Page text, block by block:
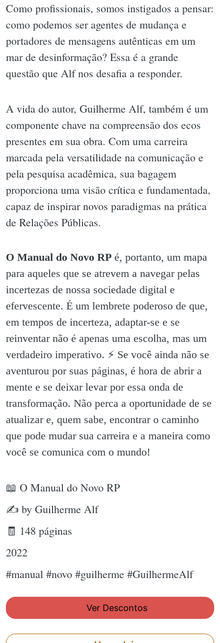
Como profissionais, somos instigados a pensar:
como podemos ser agentes de mudança e
portadores de mensagens autênticas em um
mar de desinformação? Essa é a grande
questão que Alf nos desafia a responder.
A vida do autor, Guilherme Alf, também é um
componente chave na compreensão dos ecos
presentes em sua obra. Com uma carreira
marcada pela versatilidade na comunicação e
pela pesquisa acadêmica, sua bagagem
proporciona uma visão crítica e fundamentada,
capaz de inspirar novos paradigmas na prática
de Relações Públicas.
O Manual do Novo RP é, portanto, um mapa
para aqueles que se atrevem a navegar pelas
incertezas de nossa sociedade digital e
efervescente. É um lembrete poderoso de que,
em tempos de incerteza, adaptar-se e se
reinventar não é apenas uma escolha, mas um
verdadeiro imperativo. ⚡️ Se você ainda não se
aventurou por suas páginas, é hora de abrir a
mente e se deixar levar por essa onda de
transformação. Não perca a oportunidade de se
atualizar e, quem sabe, encontrar o caminho
que pode mudar sua carreira e a maneira como
você se comunica com o mundo!
📖 O Manual do Novo RP
✍ by Guilherme Alf
🧾 148 páginas
2022
#manual #novo #guilherme #GuilhermeAlf
Ver Descontos